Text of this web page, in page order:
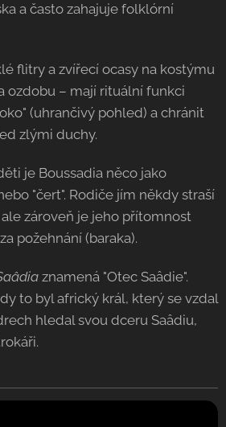
a často zahajuje folklórní
flitry a zvířecí ocasy na kostýmu
ozdobu – mají rituální funkci
(uhrančivý pohled) a chránit
zlými duchy.
je Boussadia něco jako
"čert". Rodiče jím někdy straší
zároveň je jeho přítomnost
požehnání (baraka).
znamená "Otec Saâdie".
to byl africký král, který se vzdal
hledal svou dceru Saâdiu,